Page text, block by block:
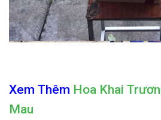
Xem Thêm Hoa Khai
Mau